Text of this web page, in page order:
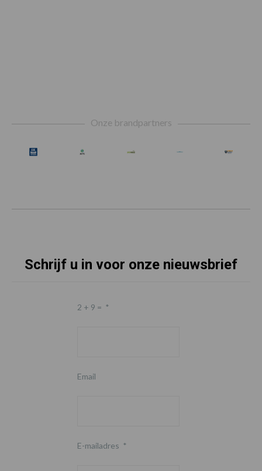
Onze brandpartners
Schrijf u in voor onze nieuwsbrief
2 + 9 = *
Email
E-mailadres *